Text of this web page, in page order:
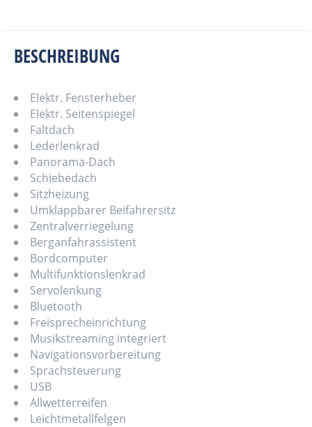
BESCHREIBUNG
Elektr. Fensterheber
Elektr. Seitenspiegel
Faltdach
Lederlenkrad
Panorama-Dach
Schiebedach
Sitzheizung
Umklappbarer Beifahrersitz
Zentralverriegelung
Berganfahrassistent
Bordcomputer
Multifunktionslenkrad
Servolenkung
Bluetooth
Freisprecheinrichtung
Musikstreaming integriert
Navigationsvorbereitung
Sprachsteuerung
USB
Allwetterreifen
Leichtmetallfelgen